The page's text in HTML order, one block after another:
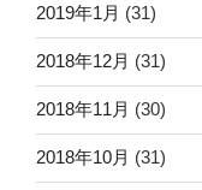
2019年1月 (31)
2018年12月 (31)
2018年11月 (30)
2018年10月 (31)